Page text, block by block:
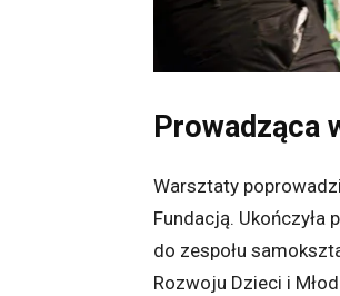
Prowadząca
Warsztaty
Fundacją.
do zespołu
Rozwoju Dzieci i